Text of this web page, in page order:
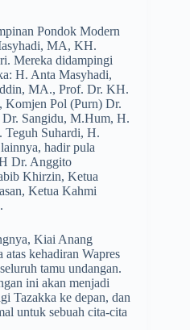
Pondok Modern
MA, KH.
Mereka didampingi
H. Anta Masyhadi,
MA., Prof. Dr. KH.
Pol (Purn) Dr.
Sangidu, M.Hum, H.
Suhardi, H.
hadir pula
Dr. Anggito
Khirzin, Ketua
Ketua Kahmi
Kiai Anang
kehadiran Wapres
tamu undangan.
ini akan menjadi
Tazakka ke depan, dan
untuk sebuah cita-cita